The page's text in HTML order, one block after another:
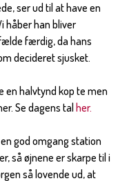
ser ud til at have en
håber han bliver
færdig, da hans
decideret sjusket.
en halvtynd kop te men
Se dagens tal her.
god omgang station
så øjnene er skarpe til i
så lovende ud, at